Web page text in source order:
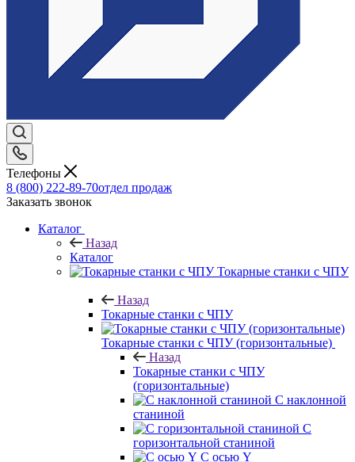
Телефоны
8 (800) 222-89-70отдел продаж
Заказать звонок
Каталог
Назад
Каталог
Токарные станки с ЧПУ
Назад
Токарные станки с ЧПУ
Токарные станки с ЧПУ (горизонтальные)
Назад
Токарные станки с ЧПУ
(горизонтальные)
С наклонной
станиной
С
горизонтальной станиной
С осью Y